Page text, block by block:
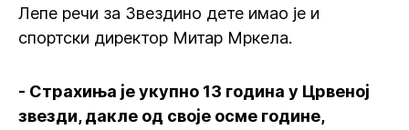
Лепе речи за Звездино дете имао је и
спортски директор Митар Мркела.
- Страхиња је укупно 13 година у Црвеној
звезди, дакле од своје осме године,